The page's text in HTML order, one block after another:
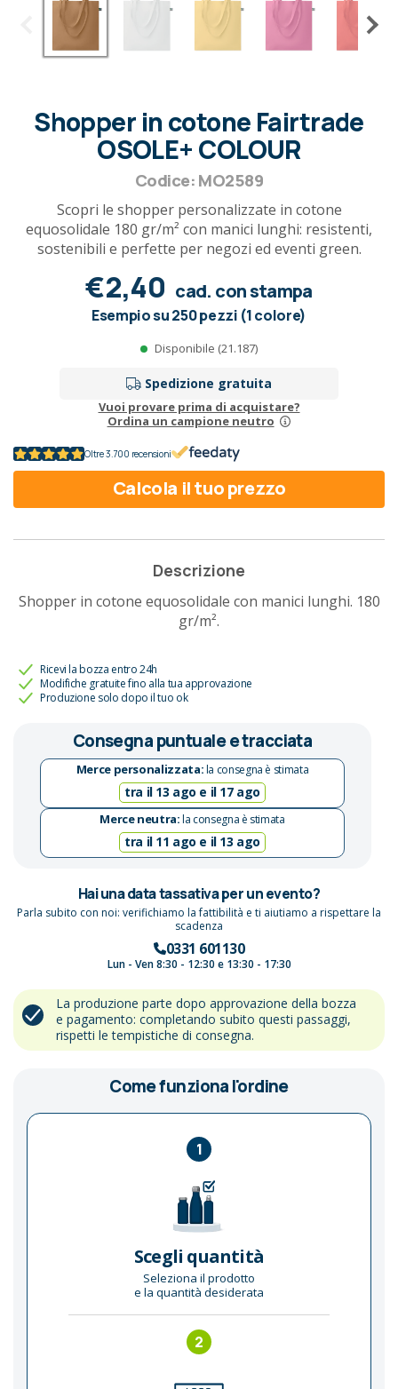
Shopper in cotone Fairtrade
OSOLE+ COLOUR
Codice: MO2589
Scopri le shopper personalizzate in cotone
equosolidale 180 gr/m² con manici lunghi: resistenti,
sostenibili e perfette per negozi ed eventi green.
€2,40 cad. con stampa
Esempio su 250 pezzi (1 colore)
Disponibile (21.187)
Spedizione gratuita
Vuoi provare prima di acquistare?
Ordina un campione neutro
Oltre 3.700 recensioni
Calcola il tuo prezzo
Descrizione
Shopper in cotone equosolidale con manici lunghi. 180
gr/m².
Ricevi la bozza entro 24h
Modifiche gratuite fino alla tua approvazione
Produzione solo dopo il tuo ok
Consegna puntuale e tracciata
Merce personalizzata:la consegna è stimata
tra il 13 ago e il 17 ago
Merce neutra:la consegna è stimata
tra il 11 ago e il 13 ago
Hai una data tassativa per un evento?
Parla subito con noi: verifichiamo la fattibilità e ti aiutiamo a rispettare la
scadenza
0331 601130
Lun - Ven 8:30 - 12:30 e 13:30 - 17:30
La produzione parte dopo approvazione della bozza
e pagamento: completando subito questi passaggi,
rispetti le tempistiche di consegna.
Come funziona l'ordine
1
Scegli quantità
Seleziona il prodotto
e la quantità desiderata
2